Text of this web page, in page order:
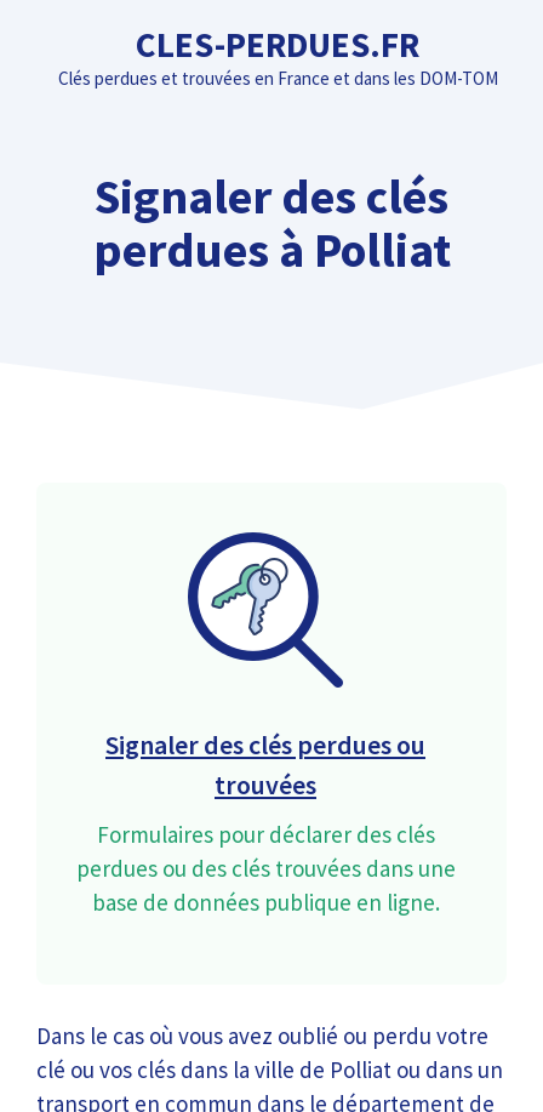
contenu
CLES-PERDUES.FR
Clés perdues et trouvées en France et dans les DOM-TOM
Signaler des clés
perdues à Polliat
Signaler des clés perdues ou
trouvées
Formulaires pour déclarer des clés
perdues ou des clés trouvées dans une
base de données publique en ligne.
Dans le cas où vous avez oublié ou perdu votre
clé ou vos clés dans la ville de Polliat ou dans un
transport en commun dans le département de